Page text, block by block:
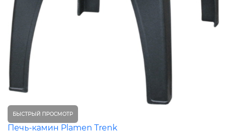
БЫСТРЫЙ ПРОСМОТР
Печь-камин Plamen Trenk